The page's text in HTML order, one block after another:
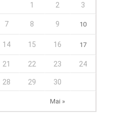
Mai »
1 2 3
7 8 9 10
14 15 16 17
21 22 23 24
28 29 30